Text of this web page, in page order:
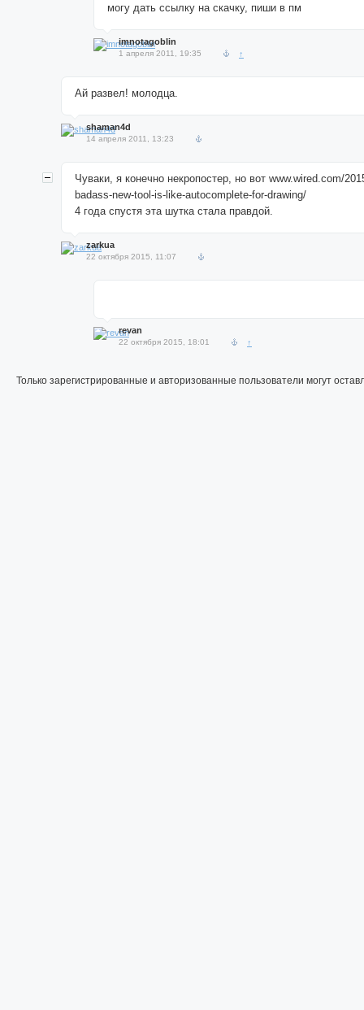
могу дать ссылку на скачку, пиши в пм
imnotagoblin
1 апреля 2011, 19:35 ↑
Ай развел! молодца.
shaman4d
14 апреля 2011, 13:23
Чуваки, я конечно некропостер, но вот www.wired.com/
badass-new-tool-is-like-autocomplete-for-drawing/
4 года спустя эта шутка стала правдой.
zarkua
22 октября 2015, 11:07
revan
22 октября 2015, 18:01 ↑
Только зарегистрированные и авторизованные пользователи могут